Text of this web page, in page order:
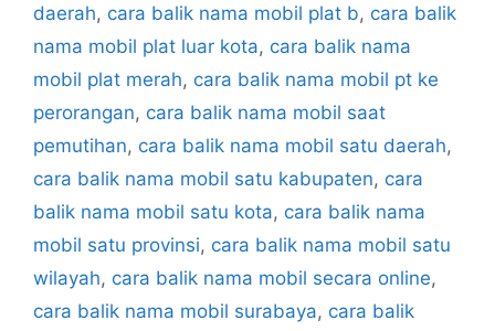
daerah, cara balik nama mobil plat b, cara balik
nama mobil plat luar kota, cara balik nama
mobil plat merah, cara balik nama mobil pt ke
perorangan, cara balik nama mobil saat
pemutihan, cara balik nama mobil satu daerah,
cara balik nama mobil satu kabupaten, cara
balik nama mobil satu kota, cara balik nama
mobil satu provinsi, cara balik nama mobil satu
wilayah, cara balik nama mobil secara online,
cara balik nama mobil surabaya, cara balik